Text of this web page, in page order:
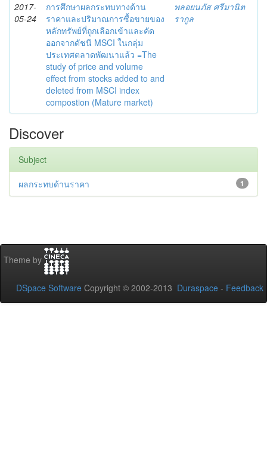
2017-
05-24
การศึกษาผลกระทบทางด้าน
ราคาและปริมาณการซื้อขายของ
หลักทรัพย์ที่ถูกเลือกเข้าและคัด
ออกจากดัชนี MSCI ในกลุ่ม
ประเทศตลาดพัฒนาแล้ว =The
study of price and volume
effect from stocks added to and
deleted from MSCI index
compostion (Mature market)
พลอยนภัส ศรีมานิต
รากูล
Discover
Subject
1
ผลกระทบด้านราคา
Theme by
DSpace Software Copyright © 2002-2013 Duraspace - Feedback